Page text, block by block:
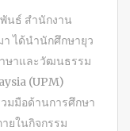
นธ์ สำนักงาน
ได้นำนักศึกษายุว
ษาและวัฒนธรรม
(UPM)
มมือด้านการศึกษา
ยในกิจกรรม